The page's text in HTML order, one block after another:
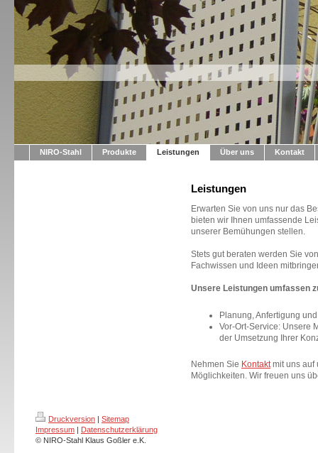
NIRO-Stahl Produkte Leistungen Über uns Kontakt
Leistungen
Erwarten Sie von uns nur das
bieten wir Ihnen umfassende
unserer Bemühungen stellen.
Stets gut beraten werden Sie
Fachwissen und Ideen
Unsere Leistungen umfassen
Planung, Anfertigung
Vor-Ort-Service: Unsere
der Umsetzung Ihrer
Nehmen Sie Kontaktmit uns auf
Möglichkeiten. Wir freuen uns
Druckversion | Sitemap
Impressum | Datenschutzerklärung
© NIRO-Stahl Klaus Goßler e.K.